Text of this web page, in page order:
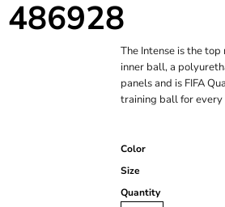
486928
The Intense is the
inner ball, a
panels and is FIFA
training ball for
Color
Size
Quantity